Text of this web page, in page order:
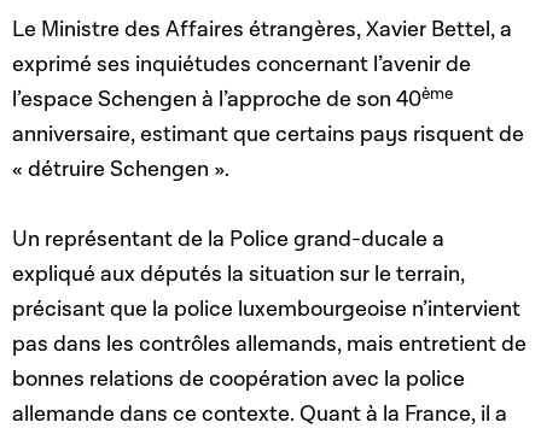
Le Ministre des Affaires étrangères, Xavier Bettel, a
exprimé ses inquiétudes concernant l’avenir de
l’espace Schengen à l’approche de son 40ème
anniversaire, estimant que certains pays risquent de
« détruire Schengen ».
Un représentant de la Police grand-ducale a
expliqué aux députés la situation sur le terrain,
précisant que la police luxembourgeoise n’intervient
pas dans les contrôles allemands, mais entretient de
bonnes relations de coopération avec la police
allemande dans ce contexte. Quant à la France, il a